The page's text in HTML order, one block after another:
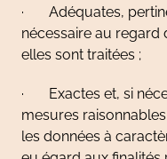
· Adéquates,
nécessaire au regard
elles sont traitées ;
· Exactes et, si
mesures
les données à